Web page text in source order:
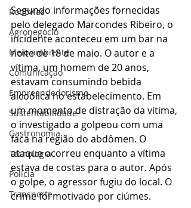
Rodovias
Agronegócio
Meio ambiente
Comunicação
Empreendedorismo
Sustentabilidade
Gastronomia
Tecnologia
Polícia
Transporte
Segundo informações fornecidas
pelo delegado Marcondes Ribeiro, o
incidente aconteceu em um bar na
noite de 18 de maio. O autor e a
vítima, um homem de 20 anos,
estavam consumindo bebida
alcoólica no estabelecimento. Em
um momento de distração da vítima,
o investigado a golpeou com uma
faca na região do abdômen. O
ataque ocorreu enquanto a vítima
estava de costas para o autor. Após
o golpe, o agressor fugiu do local. O
crime foi motivado por ciúmes.